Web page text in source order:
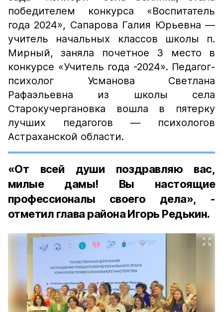
победителем конкурса «Воспитатель
года 2024», Сапарова Галия Юрьевна —
учитель начальных классов школы п.
Мирный, заняла почетное 3 место в
конкурсе «Учитель года -2024». Педагог-
психолог Усманова Светлана
Рафаэльевна из школы села
Старокучергановка вошла в пятерку
лучших педагогов — психологов
Астраханской области.
«От всей души поздравляю вас,
милые дамы! Вы настоящие
профессионалы своего дела», -
отметил глава района Игорь Редькин.